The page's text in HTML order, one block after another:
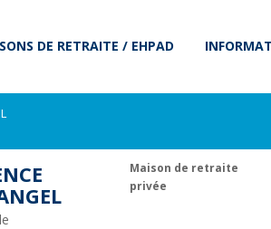
DE RETRAITE / EHPAD
Maison de retraite
privée